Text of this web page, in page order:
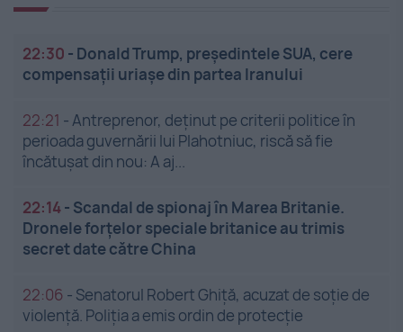
22:30 - Donald Trump, președintele SUA, cere
compensații uriașe din partea Iranului
22:21 -Antreprenor, deţinut pe criterii politice în
perioada guvernării lui Plahotniuc, riscă să fie
încătuşat din nou: A aj...
22:14- Scandal de spionaj în Marea Britanie.
Dronele forțelor speciale britanice au trimis
secret date către China
22:06 - Senatorul Robert Ghiță, acuzat de soție de
violență. Poliția a emis ordin de protecție